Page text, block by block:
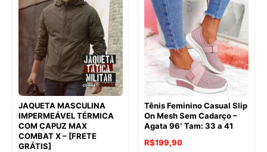
JAQUETA MASCULINA
IMPERMEÁVEL TÉRMICA
COM CAPUZ MAX
COMBAT X – [FRETE
GRÁTIS]
Tênis Feminino Casual Slip
On Mesh Sem Cadarço –
Agata 96′ Tam: 33 a 41
R$199,90